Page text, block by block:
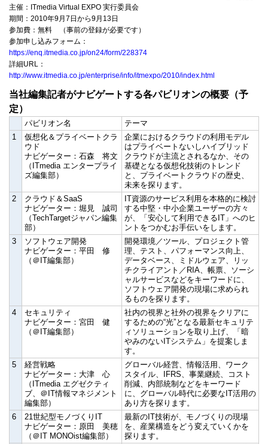
主催：ITmedia Virtual EXPO 実行委員会
期間：2010年9月7日から9月13日
参加費：無料 （事前の登録が必要です）
参加申し込みフォーム：
https://enq.itmedia.co.jp/on24/form/228374
詳細URL：
http://www.itmedia.co.jp/enterprise/info/itmexpo/2010/index.html
当社編集記者がナビゲートする各パビリオンの概要（予
定）
パビリオン名
テーマ
1
仮想化＆プライベートクラ
ウド
ナビゲーター：石森 将文
（ITmedia エンタープライ
ズ編集部）
企業におけるクラウドの利用モデル
はプライベートないしハイブリッド
クラウドが主流とされるなか、その
基礎となる仮想化技術のトレンド
と、プライベートクラウドの歴史、
未来を探ります。
2
クラウド＆SaaS
ナビゲーター：堀見 誠司
（TechTargetジャパン編集
部）
IT資源のサービス利用を本格的に検討
する中堅・中小企業ユーザーの方々
が、「安心して利用できるIT」へのヒ
ントをつかむお手伝いをします。
3
ソフトウェア開発
ナビゲーター：平田 修
（＠IT編集部）
開発環境／ツール、プロジェクト管
理、テスト、パフォーマンス向上、
データベース、ミドルウェア、リッ
チクライアント／RIA、帳票、ソーシ
ャルサービスなどをキーワードに、
ソフトウェア開発の現場に求められ
るものを探ります。
4
セキュリティ
ナビゲーター：宮田 健
（＠IT編集部）
社内の視界と社外の視界をクリアに
するための“光”となる最新セキュリテ
ィソリューションを取り上げ、「暗
やみのないITシステム」を提案しま
す。
5
経営戦略
ナビゲーター：大津 心
（ITmedia エグゼクティ
ブ、＠IT情報マネジメント
編集部）
グローバル経営、情報活用、ワーク
スタイル、IFRS、事業継続、コスト
削減、内部統制などをキーワード
に、グローバル時代に必要なIT活用の
あり方を探ります。
6
21世紀型モノづくりIT
ナビゲーター：原田 美穂
（＠IT MONOist編集部）
最新のIT技術が、モノづくりの現場
を、産業構造をどう変えていくかを
探ります。